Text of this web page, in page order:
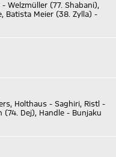
Welzmüller (77. Shabani),
Batista Meier (38. Zylla) -
Holthaus - Saghiri, Ristl -
Dej), Handle - Bunjaku